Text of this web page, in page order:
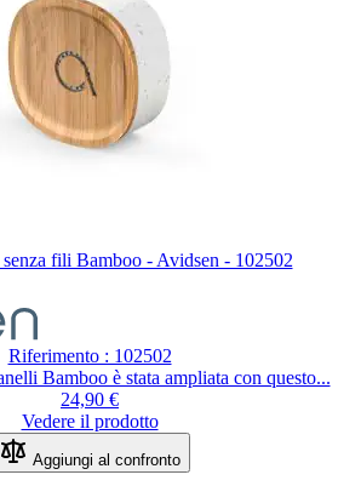
fili Bamboo - Avidsen - 102502
Riferimento : 102502
Bamboo è stata ampliata con questo...
24,90 €
Vedere il prodotto
Aggiungi al confronto